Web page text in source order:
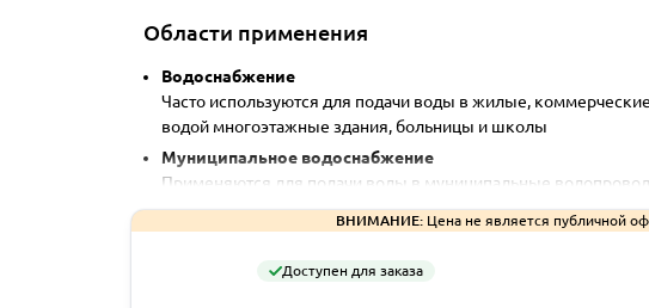
Области применения
Водоснабжение
Часто используются для подачи воды в жилые,
водой многоэтажные здания, больницы и школы
Муниципальное водоснабжение
Применяются для подачи воды в муниципальные
населенным пунктам
В сельском хозяйстве эти насосы используют для
ВНИМАНИЕ: Цена не является публичной
Доступен для заказа